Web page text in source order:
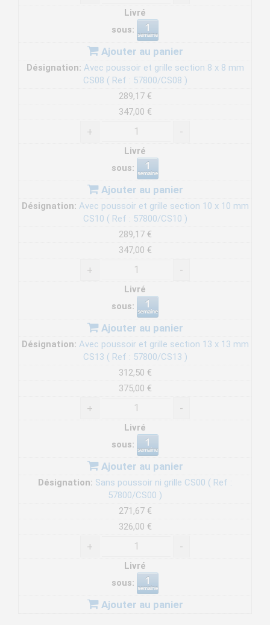
Livré
sous:
Ajouter au panier
Désignation: Avec poussoir et grille section 8 x 8 mm
CS08 ( Ref : 57800/CS08 )
289,17 €
347,00 €
+ -
Livré
sous:
Ajouter au panier
Désignation: Avec poussoir et grille section 10 x 10 mm
CS10 ( Ref : 57800/CS10 )
289,17 €
347,00 €
+ -
Livré
sous:
Ajouter au panier
Désignation: Avec poussoir et grille section 13 x 13 mm
CS13 ( Ref : 57800/CS13 )
312,50 €
375,00 €
+ -
Livré
sous:
Ajouter au panier
Désignation: Sans poussoir ni grille CS00 ( Ref :
57800/CS00 )
271,67 €
326,00 €
+ -
Livré
sous:
Ajouter au panier